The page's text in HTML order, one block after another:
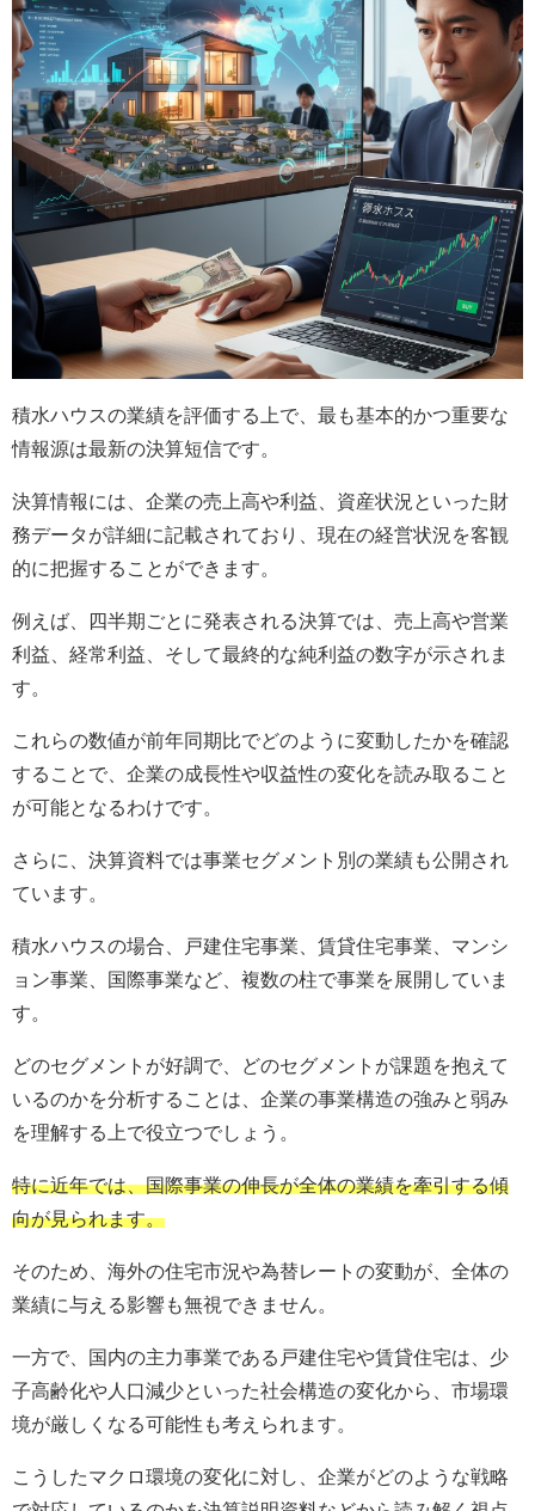
積水ハウスの業績を評価する上で、最も基本的かつ重要な
情報源は最新の決算短信です。
決算情報には、企業の売上高や利益、資産状況といった財
務データが詳細に記載されており、現在の経営状況を客観
的に把握することができます。
例えば、四半期ごとに発表される決算では、売上高や営業
利益、経常利益、そして最終的な純利益の数字が示されま
す。
これらの数値が前年同期比でどのように変動したかを確認
することで、企業の成長性や収益性の変化を読み取ること
が可能となるわけです。
さらに、決算資料では事業セグメント別の業績も公開され
ています。
積水ハウスの場合、戸建住宅事業、賃貸住宅事業、マンシ
ョン事業、国際事業など、複数の柱で事業を展開していま
す。
どのセグメントが好調で、どのセグメントが課題を抱えて
いるのかを分析することは、企業の事業構造の強みと弱み
を理解する上で役立つでしょう。
特に近年では、国際事業の伸長が全体の業績を牽引する傾
向が見られます。
そのため、海外の住宅市況や為替レートの変動が、全体の
業績に与える影響も無視できません。
一方で、国内の主力事業である戸建住宅や賃貸住宅は、少
子高齢化や人口減少といった社会構造の変化から、市場環
境が厳しくなる可能性も考えられます。
こうしたマクロ環境の変化に対し、企業がどのような戦略